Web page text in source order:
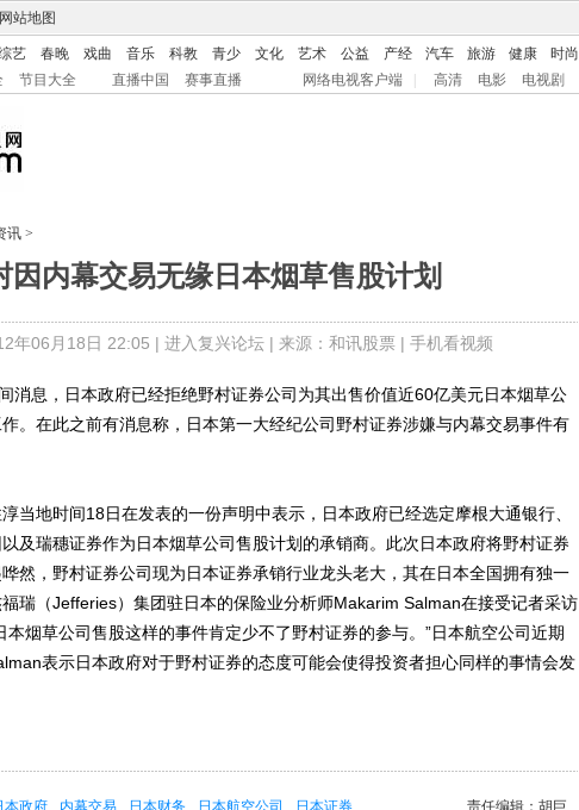
网站地图
艺 春晚 戏曲 音乐 科教 青少 文化 艺术 公益 产经 汽车 旅游 健康 时尚
节目大全 直播中国 赛事直播 网络电视客户端 高清 电影 电视剧
讯 >
因内幕交易无缘日本烟草售股计划
年06月18日 22:05 | 进入复兴论坛| 来源：和讯股票 | 手机看视频
息，日本政府已经拒绝野村证券公司为其出售价值近60亿美元日本烟草公
。在此之前有消息称，日本第一大经纪公司野村证券涉嫌与内幕交易事件有
地时间18日在发表的一份声明中表示，日本政府已经选定摩根大通银行、
及瑞穗证券作为日本烟草公司售股计划的承销商。此次日本政府将野村证券
然，野村证券公司现为日本证券承销行业龙头老大，其在日本全国拥有独一
瑞（Jefferies）集团驻日本的保险业分析师Makarim Salman在接受记者采访
本烟草公司售股这样的事件肯定少不了野村证券的参与。”日本航空公司近期
表示日本政府对于野村证券的态度可能会使得投资者担心同样的事情会发
责任编辑：胡巨
本政府 内幕交易 日本财务 日本航空公司
日本证券